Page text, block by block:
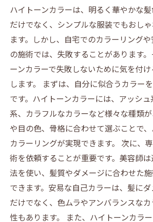
ハイトーンカラーは、明るく華やかな
だけでなく、シンプルな服装でもおし
ます。しかし、自宅でのカラーリング
の施術では、失敗することがあります
ーンカラーで失敗しないために気を付
します。 まずは、自分に似合うカラー
です。ハイトーンカラーには、アッシ
系、カラフルなカラーなど様々な種類
や目の色、骨格に合わせて選ぶことで
カラーリングが実現できます。 次に、
術を依頼することが重要です。美容師
法を使い、髪質やダメージに合わせた
できます。安易な自己カラーは、髪に
だけでなく、色ムラやアンバランスな
性もあります。 また、ハイトーンカラ